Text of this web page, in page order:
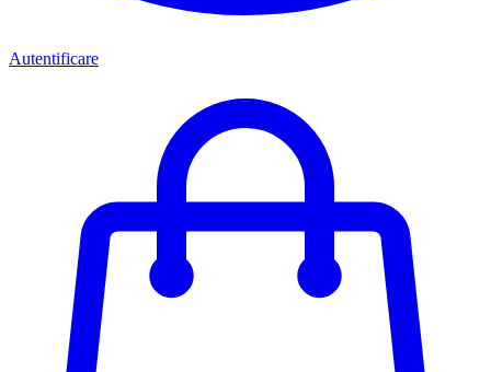
Autentificare